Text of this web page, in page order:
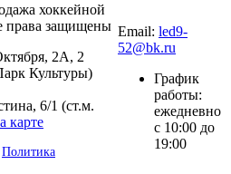
хоккейной
права защищены
2А, 2
Культуры)
6/1 (ст.м.
карте
Политика
Email: led9-
52@bk.ru
График
работы:
ежедневно
с 10:00 до
19:00